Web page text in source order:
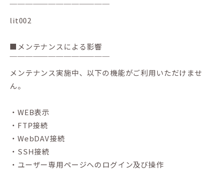
￣￣￣￣￣￣￣￣￣￣￣￣￣
lit002
■メンテナンスによる影響
￣￣￣￣￣￣￣￣￣￣￣￣￣
メンテナンス実施中、以下の機能がご利用いただけませ
ん。
・WEB表示
・FTP接続
・WebDAV接続
・SSH接続
・ユーザー専用ページへのログイン及び操作